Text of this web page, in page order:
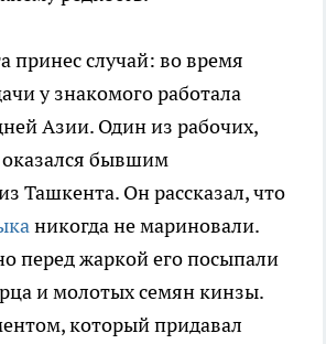
принес случай: во время
у знакомого работала
Азии. Один из рабочих,
бывшим
Ташкента. Он рассказал, что
никогда не мариновали.
перед жаркой его посыпали
и молотых семян кинзы.
который придавал